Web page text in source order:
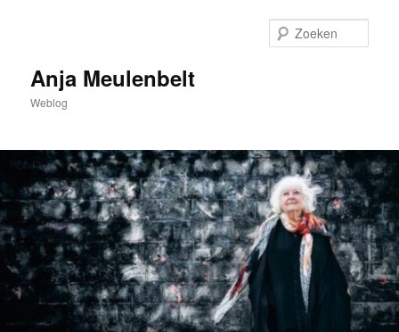
inhoudAnja Meulenbelt
Weblog